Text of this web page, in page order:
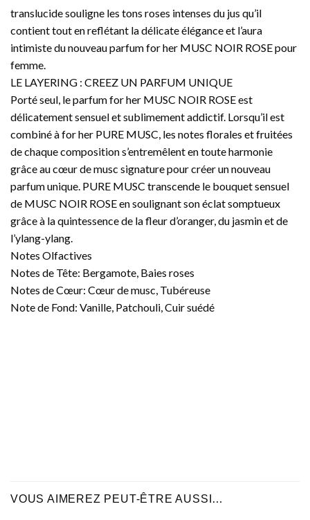
translucide souligne les tons roses intenses du jus qu’il
contient tout en reflétant la délicate élégance et l’aura
intimiste du nouveau parfum for her MUSC NOIR ROSE pour
femme.
LE LAYERING : CREEZ UN PARFUM UNIQUE
Porté seul, le parfum for her MUSC NOIR ROSE est
délicatement sensuel et sublimement addictif. Lorsqu’il est
combiné à for her PURE MUSC, les notes florales et fruitées
de chaque composition s’entremêlent en toute harmonie
grâce au cœur de musc signature pour créer un nouveau
parfum unique. PURE MUSC transcende le bouquet sensuel
de MUSC NOIR ROSE en soulignant son éclat somptueux
grâce à la quintessence de la fleur d’oranger, du jasmin et de
l’ylang-ylang.
Notes Olfactives
Notes de Tête: Bergamote, Baies roses
Notes de Cœur: Cœur de musc, Tubéreuse
Note de Fond: Vanille, Patchouli, Cuir suédé
VOUS AIMEREZ PEUT-ÊTRE AUSSI…